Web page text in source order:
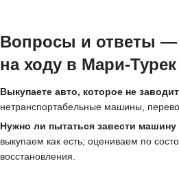
Вопросы и ответы —
на ходу в Мари-Турек
Выкупаете авто, которое не
нетранспортабельные машины,
Нужно ли пытаться завести
выкупаем как есть; оцениваем по
восстановления.